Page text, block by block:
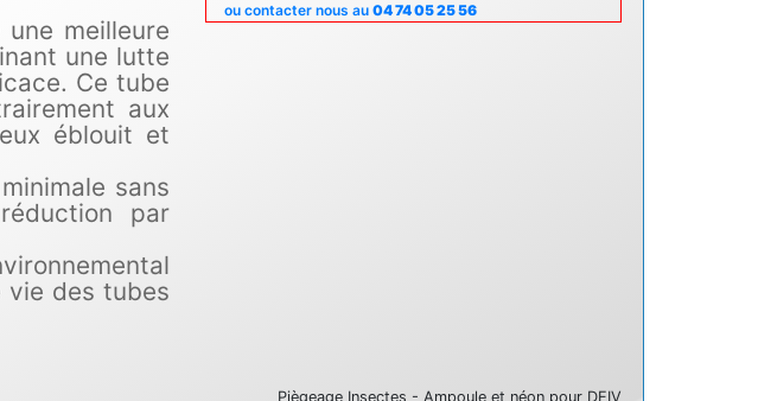
meilleure
une lutte
Ce tube
aux
éblouit et
sans
par
vie des tubes
ou contacter nous au 04 74 05 25 56
Piègeage Insectes - Ampoule et néon pour DEIV